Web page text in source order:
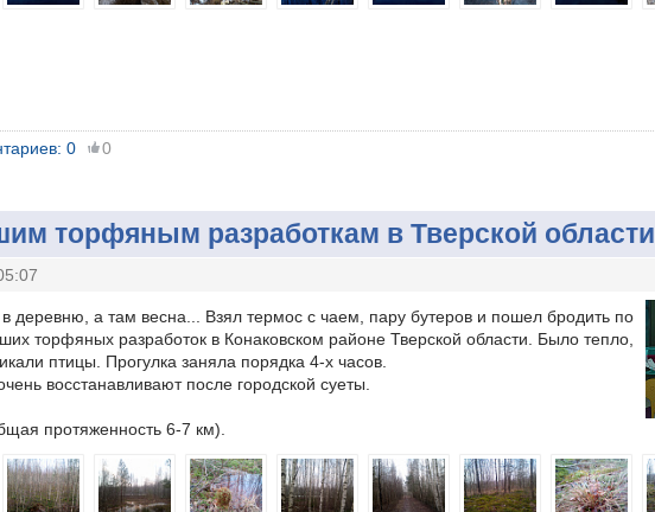
0 0
торфяным разработкам в Тверской области
деревню, а там весна... Взял термос с чаем, пару бутеров и пошел бродить по
торфяных разработок в Конаковском районе Тверской области. Было тепло,
птицы. Прогулка заняла порядка 4-х часов.
восстанавливают после городской суеты.
протяженность 6-7 км).